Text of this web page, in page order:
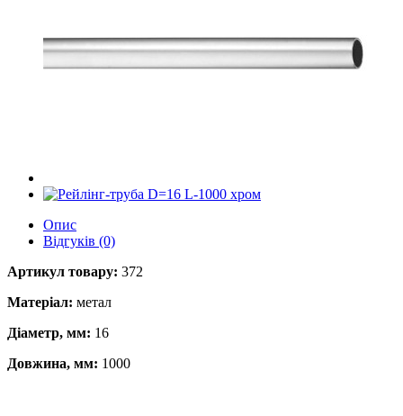
Опис
Відгуків (0)
Артикул товару: 372
Матеріал: метал
Діаметр, мм: 16
Довжина, мм: 1000